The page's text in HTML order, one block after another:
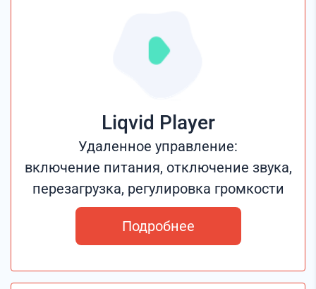
Liqvid Player
Удаленное управление:
включение питания, отключение звука,
перезагрузка, регулировка громкости
Подробнее